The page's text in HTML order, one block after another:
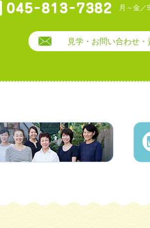
月～金
見学・お問い合わせ